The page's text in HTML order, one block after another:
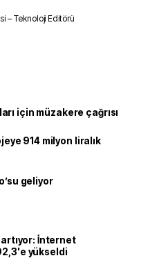
– Teknoloji Editörü
için müzakere çağrısı
914 milyon liralık
geliyor
İnternet
yükseldi